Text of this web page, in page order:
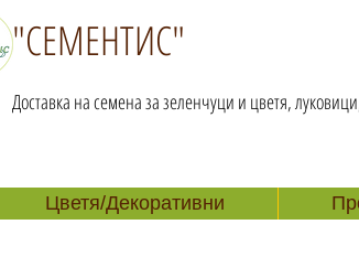
"СЕМЕНТИС"
Доставка на семена за зеленчуци и цветя,
Цветя/Декоративни